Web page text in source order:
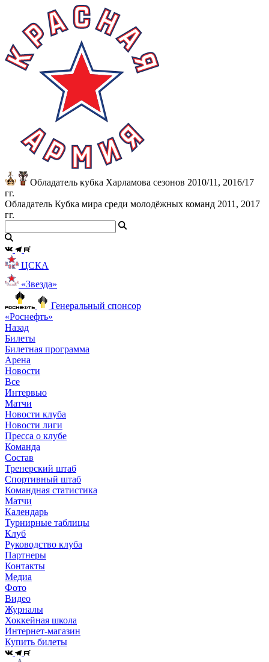
Обладатель кубка Харламова сезонов 2010/11, 2016/17
гг.
Обладатель Кубка мира среди молодёжных команд 2011, 2017
гг.
ЦСКА
«Звезда»
Генеральный спонсор
«Роснефть»
Назад
Билеты
Билетная программа
Арена
Новости
Все
Интервью
Матчи
Новости клуба
Новости лиги
Пресса о клубе
Команда
Состав
Тренерский штаб
Спортивный штаб
Командная статистика
Матчи
Календарь
Турнирные таблицы
Клуб
Руководство клуба
Партнеры
Контакты
Медиа
Фото
Видео
Журналы
Хоккейная школа
Интернет-магазин
Купить билеты